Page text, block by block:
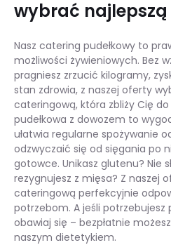
wybrać najlepszą
Nasz catering pudełkowy to
możliwości żywieniowych. Bez
pragniesz zrzucić kilogramy,
stan zdrowia, z naszej oferty
cateringową, która zbliży Cię
pudełkowa z dowozem to
ułatwia regularne spożywanie
odzwyczaić się od sięgania po
gotowce. Unikasz glutenu? Nie
rezygnujesz z mięsa? Z naszej
cateringową perfekcyjnie
potrzebom. A jeśli potrzebujesz
obawiaj się – bezpłatnie
naszym dietetykiem.